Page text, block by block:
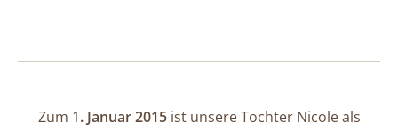
Zum 1. Januar 2015ist unsere Tochter Nicole als